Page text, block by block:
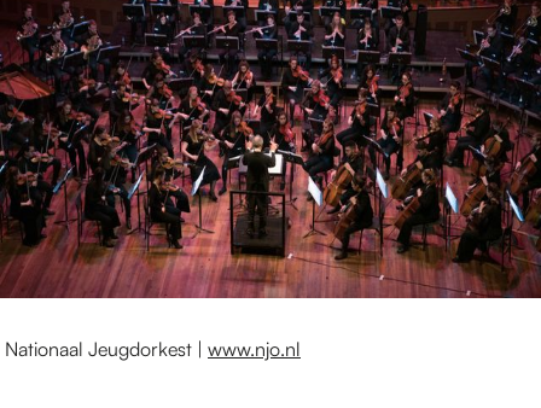
Nationaal Jeugdorkest | www.njo.nl